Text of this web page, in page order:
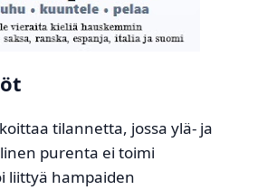
tilannetta, jossa ylä- ja
purenta ei toimi
liittyä hampaiden